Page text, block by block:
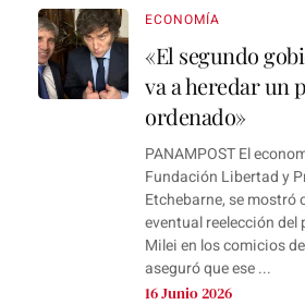
ECONOMÍA
«El segundo
va a heredar un
ordenado»
PANAMPOST El
Fundación Libertad y
Etchebarne, se mostró
eventual reelección
Milei en los comicios
aseguró que ese ...
16 Junio 2026